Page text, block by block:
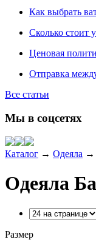
Как выбрать
Сколько стоит
Ценовая
Отправка
Все статьи
Мы в соцсетях
Каталог → Одеяла →
Одеяла
Размер